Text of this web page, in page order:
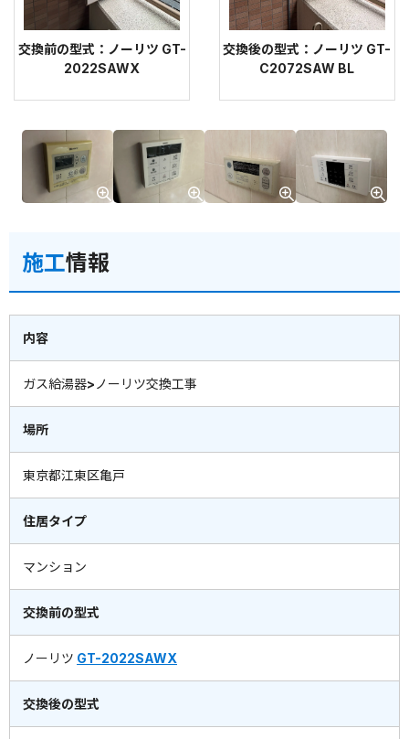
交換前の型式：ノーリツ GT-
2022SAWX
交換後の型式：ノーリツ GT-
C2072SAW BL
施工情報
内容
ガス給湯器>ノーリツ交換工事
場所
東京都江東区亀戸
住居タイプ
マンション
交換前の型式
ノーリツ GT-2022SAWX
交換後の型式